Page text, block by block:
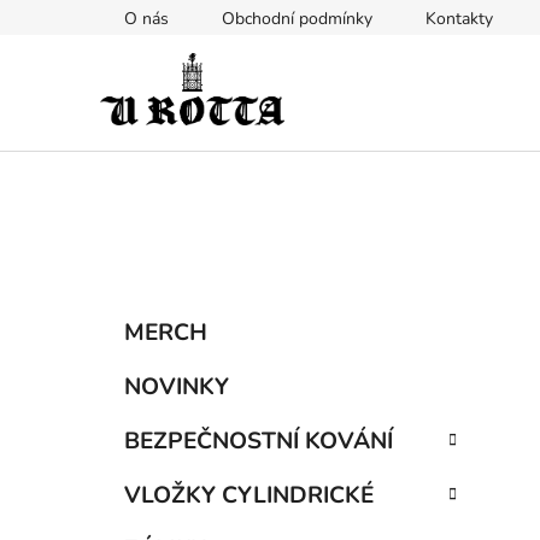
O nás Obchodní podmínky Kontakty
Přeskočit
kategorie
MERCH
NOVINKY
BEZPEČNOSTNÍ KOVÁNÍ
VLOŽKY CYLINDRICKÉ